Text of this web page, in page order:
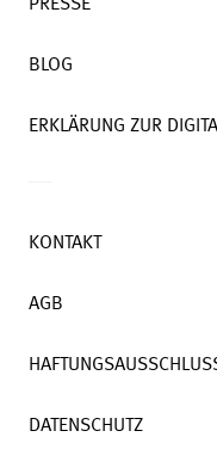
PRESSE
BLOG
ERKLÄRUNG ZUR
KONTAKT
AGB
DATENSCHUTZ